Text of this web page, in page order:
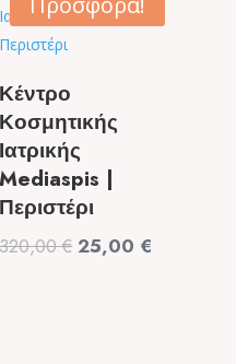
49,90 €.
Κέντρο
Κοσμητικής
Ιατρικής
Mediaspis |
Περιστέρι
320,00€ Original
25,00 €